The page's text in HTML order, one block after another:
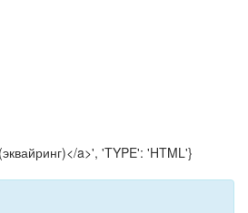
a>', 'TYPE': 'HTML'}